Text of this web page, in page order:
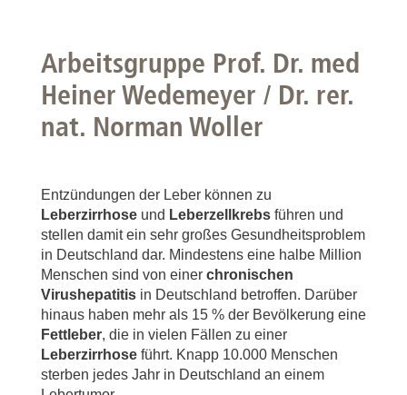
Arbeitsgruppe Prof. Dr. med
Heiner Wedemeyer / Dr. rer.
nat. Norman Woller
Entzündungen der Leber können zu
Leberzirrhose und Leberzellkrebs führen und
stellen damit ein sehr großes Gesundheitsproblem
in Deutschland dar. Mindestens eine halbe Million
Menschen sind von einer chronischen
Virushepatitis in Deutschland betroffen. Darüber
hinaus haben mehr als 15 % der Bevölkerung eine
Fettleber, die in vielen Fällen zu einer
Leberzirrhose führt. Knapp 10.000 Menschen
sterben jedes Jahr in Deutschland an einem